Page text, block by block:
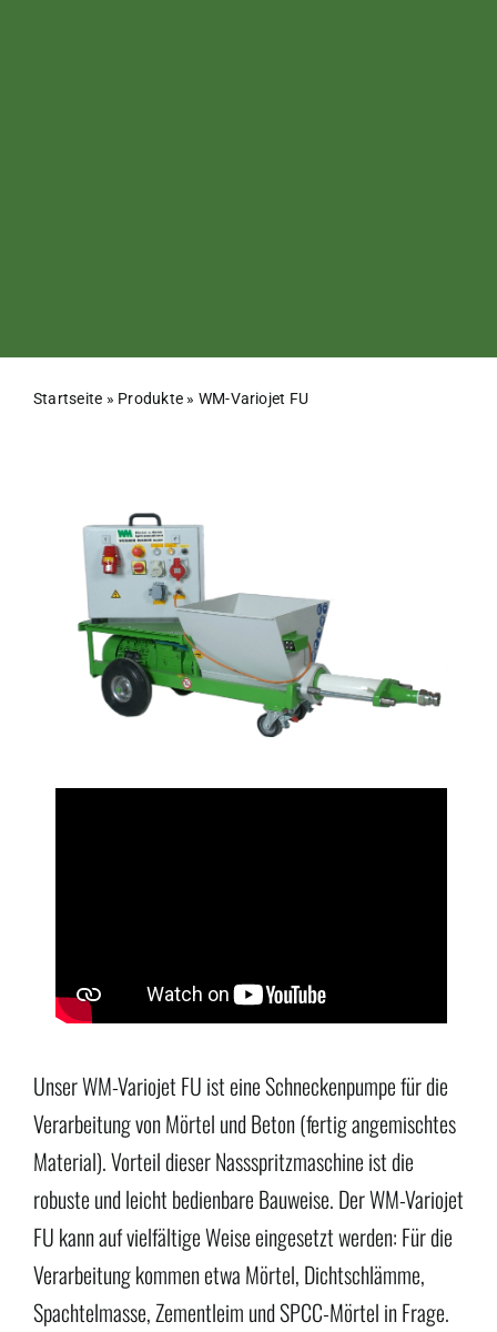
Startseite » Produkte » WM-Variojet FU
Unser WM-Variojet FU ist eine Schneckenpumpe für die
Verarbeitung von Mörtel und Beton (fertig angemischtes
Material). Vorteil dieser Nassspritzmaschine ist die
robuste und leicht bedienbare Bauweise. Der WM-Variojet
FU kann auf vielfältige Weise eingesetzt werden: Für die
Verarbeitung kommen etwa Mörtel, Dichtschlämme,
Spachtelmasse, Zementleim und SPCC-Mörtel in Frage.